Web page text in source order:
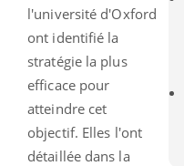
l'université d'Oxford
ont identifié la
stratégie la plus
efficace pour
atteindre cet
objectif. Elles l'ont
détaillée dans la